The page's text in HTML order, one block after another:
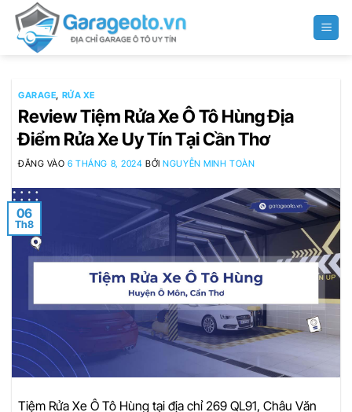
qua
GARAGE, RỬA XE
Review Tiệm Rửa Xe Ô Tô Hùng Địa
Điểm Rửa Xe Uy Tín Tại Cần Thơ
ĐĂNG VÀO6 THÁNG 8, 2024 BỞINGUYỄN MINH TOÀN
06
Th8
Tiệm Rửa Xe Ô Tô Hùng tại địa chỉ 269 QL91, Châu Văn